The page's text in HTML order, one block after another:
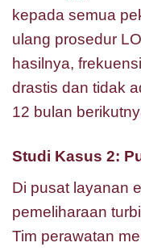
kepada semua
ulang prosedur
hasilnya,
drastis dan tidak
12 bulan
Studi Kasus 2:
Di pusat layanan
pemeliharaan
Tim perawatan